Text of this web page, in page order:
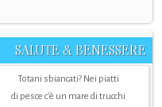
SALUTE & BENESSERE
Totani sbiancati? Nei piatti
di pesce c'è un mare di trucchi